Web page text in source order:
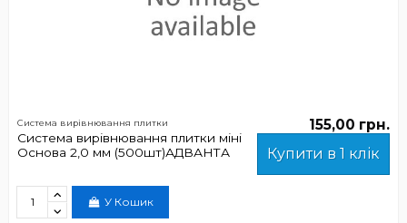
Система вирівнювання плитки
Система вирівнювання плитки міні
Основа 2,0 мм (500шт)АДВАНТА
155,00 грн.
Купити в 1 клік
У Кошик